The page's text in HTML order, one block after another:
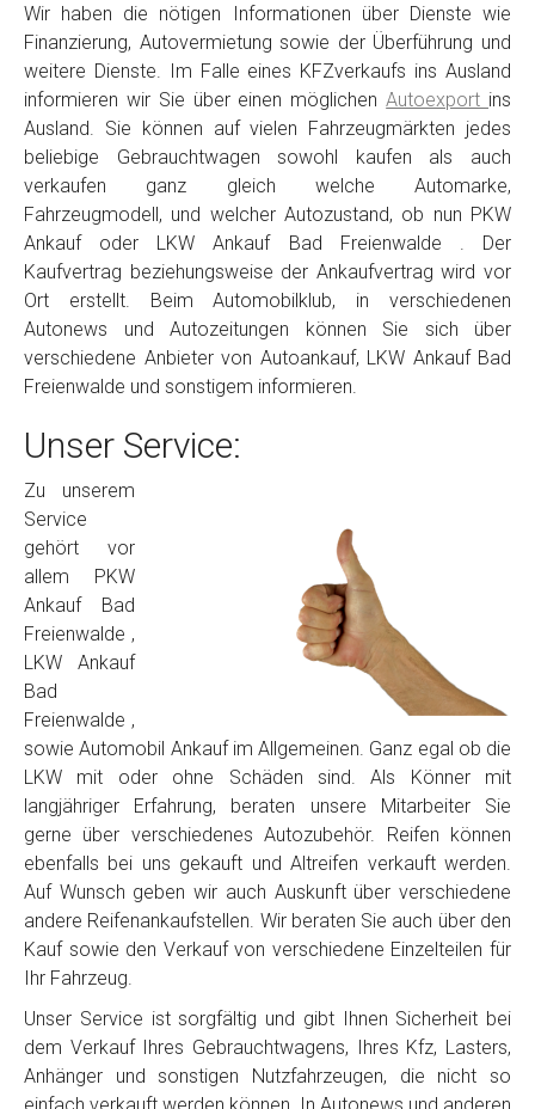
Wir haben die nötigen Informationen über Dienste wie
Finanzierung, Autovermietung sowie der Überführung und
weitere Dienste. Im Falle eines KFZverkaufs ins Ausland
informieren wir Sie über einen möglichenAutoexport ins
Ausland. Sie können auf vielen Fahrzeugmärkten jedes
beliebige Gebrauchtwagen sowohl kaufen als auch
verkaufen ganz gleich welche Automarke,
Fahrzeugmodell, und welcher Autozustand, ob nun PKW
Ankauf oder LKW Ankauf Bad Freienwalde . Der
Kaufvertrag beziehungsweise der Ankaufvertrag wird vor
Ort erstellt. Beim Automobilklub, in verschiedenen
Autonews und Autozeitungen können Sie sich über
verschiedene Anbieter von Autoankauf, LKW Ankauf Bad
Freienwalde und sonstigem informieren.
Unser Service:
Zu unserem
Service
gehört vor
allem PKW
Ankauf Bad
Freienwalde ,
LKW Ankauf
Bad
Freienwalde ,
sowie Automobil Ankauf im Allgemeinen. Ganz egal ob die
LKW mit oder ohne Schäden sind. Als Könner mit
langjähriger Erfahrung, beraten unsere Mitarbeiter Sie
gerne über verschiedenes Autozubehör. Reifen können
ebenfalls bei uns gekauft und Altreifen verkauft werden.
Auf Wunsch geben wir auch Auskunft über verschiedene
andere Reifenankaufstellen. Wir beraten Sie auch über den
Kauf sowie den Verkauf von verschiedene Einzelteilen für
Ihr Fahrzeug.
Unser Service ist sorgfältig und gibt Ihnen Sicherheit bei
dem Verkauf Ihres Gebrauchtwagens, Ihres Kfz, Lasters,
Anhänger und sonstigen Nutzfahrzeugen, die nicht so